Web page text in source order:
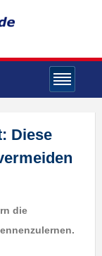
Diese
die